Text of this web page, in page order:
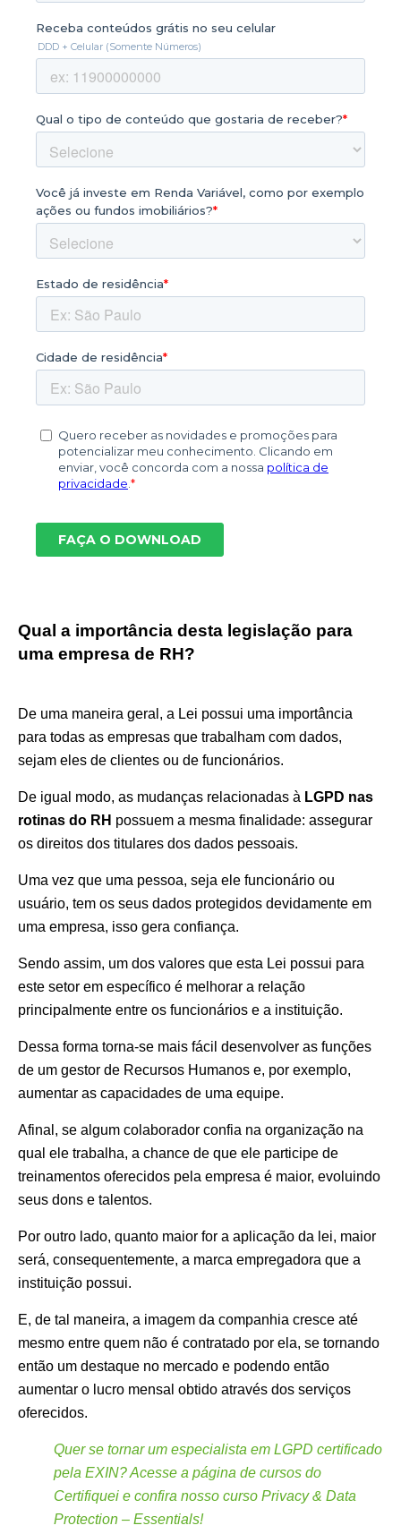
Qual a importância desta legislação para
uma empresa de RH?
De uma maneira geral, a Lei possui uma importância
para todas as empresas que trabalham com dados,
sejam eles de clientes ou de funcionários.
De igual modo, as mudanças relacionadas à LGPD nas
rotinas do RH possuem a mesma finalidade: assegurar
os direitos dos titulares dos dados pessoais.
Uma vez que uma pessoa, seja ele funcionário ou
usuário, tem os seus dados protegidos devidamente em
uma empresa, isso gera confiança.
Sendo assim, um dos valores que esta Lei possui para
este setor em específico é melhorar a relação
principalmente entre os funcionários e a instituição.
Dessa forma torna-se mais fácil desenvolver as funções
de um gestor de Recursos Humanos e, por exemplo,
aumentar as capacidades de uma equipe.
Afinal, se algum colaborador confia na organização na
qual ele trabalha, a chance de que ele participe de
treinamentos oferecidos pela empresa é maior, evoluindo
seus dons e talentos.
Por outro lado, quanto maior for a aplicação da lei, maior
será, consequentemente, a marca empregadora que a
instituição possui.
E, de tal maneira, a imagem da companhia cresce até
mesmo entre quem não é contratado por ela, se tornando
então um destaque no mercado e podendo então
aumentar o lucro mensal obtido através dos serviços
oferecidos.
Quer se tornar um especialista em LGPD certificado
pela EXIN? Acesse a página de cursos do
Certifiquei e confira nosso curso Privacy & Data
Protection – Essentials!